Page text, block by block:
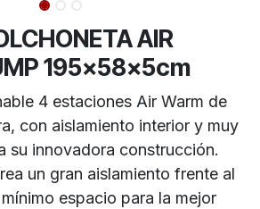
AIR
195x58x5cm
4 estaciones Air Warm de
con aislamiento interior y muy
su innovadora construcción.
un gran aislamiento frente al
espacio para la mejor